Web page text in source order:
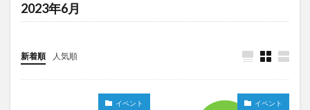
2023年6月
新着順 人気順
イベント イベント